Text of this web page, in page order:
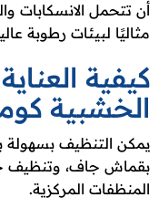
أن تتحمل الانسكابات
مثاليًا لبيئات رطوبة
كيفية
الخشبية
يمكن التنظيف بسهولة
بقماش جاف، وتنظيف
المنظفات المركزية.